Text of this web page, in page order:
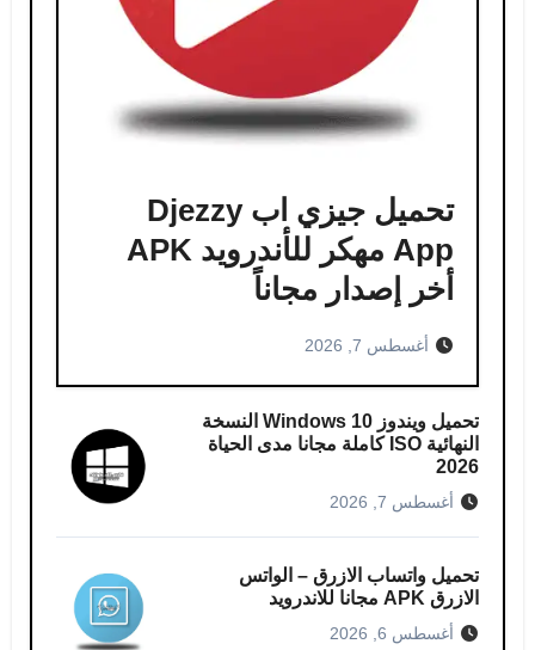
تحميل جيزي اب Djezzy
App مهكر للأندرويد APK
أخر إصدار مجاناً
أغسطس 7, 2026
تحميل ويندوز Windows 10 النسخة
النهائية ISO كاملة مجانا مدى الحياة
2026
أغسطس 7, 2026
تحميل واتساب الازرق – الواتس
الازرق APK مجانا للاندرويد
أغسطس 6, 2026